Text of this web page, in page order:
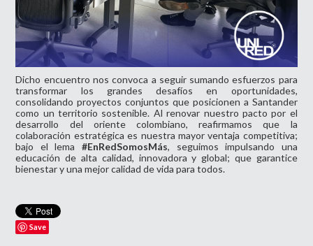
Dicho encuentro nos convoca a seguir sumando esfuerzos para
transformar los grandes desafíos en oportunidades,
consolidando proyectos conjuntos que posicionen a Santander
como un territorio sostenible. Al renovar nuestro pacto por el
desarrollo del oriente colombiano, reafirmamos que la
colaboración estratégica es nuestra mayor ventaja competitiva;
bajo el lema #EnRedSomosMás, seguimos impulsando una
educación de alta calidad, innovadora y global; que garantice
bienestar y una mejor calidad de vida para todos.
Save